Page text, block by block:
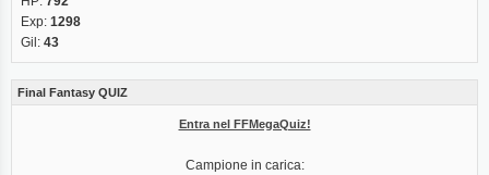
Exp: 1298
Gil: 43
Final Fantasy QUIZ
Entra nel FFMegaQuiz!
Campione in carica: